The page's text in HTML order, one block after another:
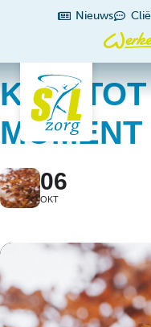
Nieuws
KOM
MOMENT
06
OKT